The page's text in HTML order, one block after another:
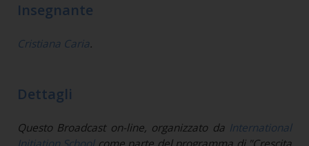
Insegnante
Cristiana Caria.
Dettagli
Questo Broadcast on-line, organizzato da International